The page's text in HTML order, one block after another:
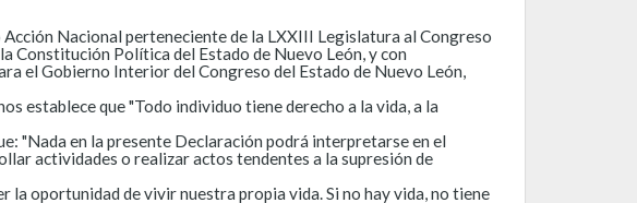
Nacional perteneciente de la LXXIII Legislatura al Congreso
Constitución Política del Estado de Nuevo León, y con
el Gobierno Interior del Congreso del Estado de Nuevo León,
establece que "Todo individuo tiene derecho a la vida, a la
"Nada en la presente Declaración podrá interpretarse en el
actividades o realizar actos tendentes a la supresión de
la oportunidad de vivir nuestra propia vida. Si no hay vida, no tiene